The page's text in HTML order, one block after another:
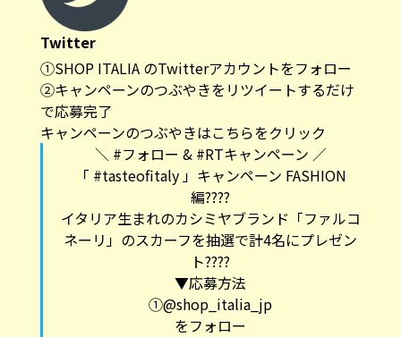
Twitter
①SHOP ITALIA のTwitterアカウントをフォロー
②キャンペーンのつぶやきをリツイートするだけ
で応募完了
キャンペーンのつぶやきはこちらをクリック
＼ #フォロー & #RTキャンペーン ／
「 #tasteofitaly」キャンペーン FASHION
編????
イタリア生まれのカシミヤブランド「ファルコ
ネーリ」のスカーフを抽選で計4名にプレゼン
ト????
▼応募方法
①@shop_italia_jp
をフォロー